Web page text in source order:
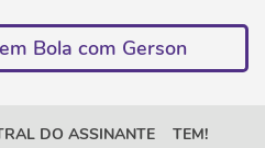
Bola com Gerson
DO ASSINANTE
TEM!